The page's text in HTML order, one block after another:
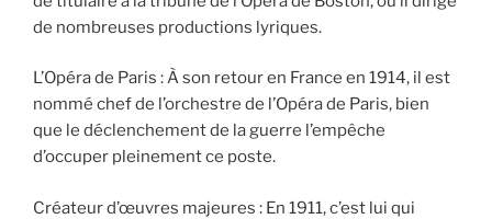
de nombreuses productions lyriques.
L’Opéra de Paris : À son retour en France en 1914, il est
nommé chef de l’orchestre de l’Opéra de Paris, bien
que le déclenchement de la guerre l’empêche
d’occuper pleinement ce poste.
Créateur d’œuvres majeures : En 1911, c’est lui qui